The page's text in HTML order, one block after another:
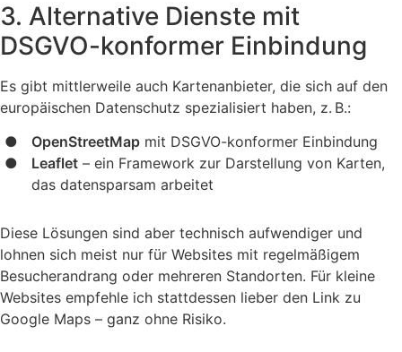
3. Alternative Dienste mit
DSGVO-konformer Einbindung
Es gibt mittlerweile auch Kartenanbieter, die sich auf den
europäischen Datenschutz spezialisiert haben, z. B.:
OpenStreetMap mit DSGVO-konformer Einbindung
Leaflet – ein Framework zur Darstellung von Karten,
das datensparsam arbeitet
Diese Lösungen sind aber technisch aufwendiger und
lohnen sich meist nur für Websites mit regelmäßigem
Besucherandrang oder mehreren Standorten. Für kleine
Websites empfehle ich stattdessen lieber den Link zu
Google Maps – ganz ohne Risiko.